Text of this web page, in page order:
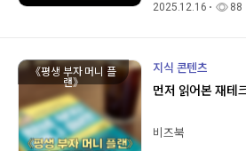
2025.12.16 88
《평생 부자 머니 플
랜》
지식 콘텐츠
먼저 읽어본 재테
비즈북